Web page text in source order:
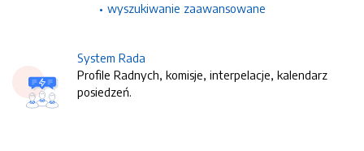
wyszukiwanie zaawansowane
System Rada
Profile Radnych, komisje, interpelacje, kalendarz
posiedzeń.